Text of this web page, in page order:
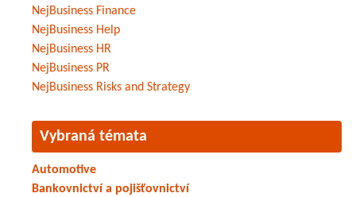
NejBusiness Finance
NejBusiness Help
NejBusiness HR
NejBusiness PR
NejBusiness Risks and Strategy
Vybraná témata
Automotive
Bankovnictví a pojišťovnictví